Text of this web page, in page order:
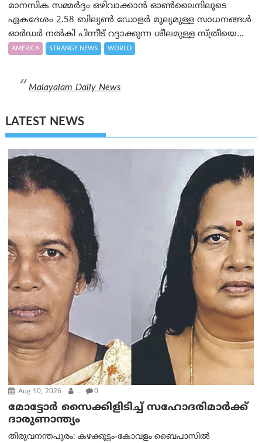
മാനസിക സമ്മര്‍ദ്ദം ഒഴിവാക്കാന്‍ ഓണ്‍ലൈനിലൂടെ
ഏകദേശം 2.58 ബില്യൺ ഡോളർ മൂല്യമുള്ള സാധനങ്ങള്‍
ഓര്‍ഡര്‍ നല്‍കി പിന്നീട് റദ്ദാക്കുന്ന ശീലമുള്ള സ്ത്രീയെ...
AMERICA STRANGE NEWS WORLD
Malayalam Daily News
LATEST NEWS
Aug 10, 2026 . 0
മോട്ടോര്‍ സൈക്കിളിടിച്ച് സഹോദരിമാര്‍ക്ക്
ദാരുണാന്ത്യം
തിരുവനന്തപുരം: കഴക്കൂട്ടം-കോവളം ബൈപാസിൽ